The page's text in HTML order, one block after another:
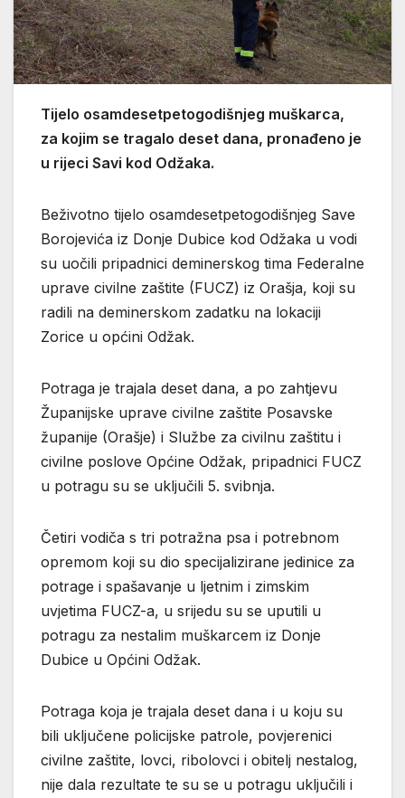
Tijelo osamdesetpetogodišnjeg muškarca,
za kojim se tragalo deset dana, pronađeno je
u rijeci Savi kod Odžaka.
Beživotno tijelo osamdesetpetogodišnjeg Save
Borojevića iz Donje Dubice kod Odžaka u vodi
su uočili pripadnici deminerskog tima Federalne
uprave civilne zaštite (FUCZ) iz Orašja, koji su
radili na deminerskom zadatku na lokaciji
Zorice u općini Odžak.
Potraga je trajala deset dana, a po zahtjevu
Županijske uprave civilne zaštite Posavske
županije (Orašje) i Službe za civilnu zaštitu i
civilne poslove Općine Odžak, pripadnici FUCZ
u potragu su se uključili 5. svibnja.
Četiri vodiča s tri potražna psa i potrebnom
opremom koji su dio specijalizirane jedinice za
potrage i spašavanje u ljetnim i zimskim
uvjetima FUCZ-a, u srijedu su se uputili u
potragu za nestalim muškarcem iz Donje
Dubice u Općini Odžak.
Potraga koja je trajala deset dana i u koju su
bili uključene policijske patrole, povjerenici
civilne zaštite, lovci, ribolovci i obitelj nestalog,
nije dala rezultate te su se u potragu uključili i